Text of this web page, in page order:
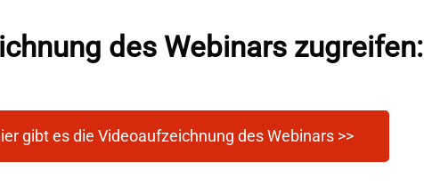
des Webinars zugreifen:
gibt es die Videoaufzeichnung des Webinars >>